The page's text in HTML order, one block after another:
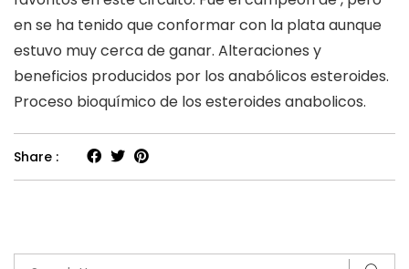
en se ha tenido que conformar con la plata aunque
estuvo muy cerca de ganar. Alteraciones y
beneficios producidos por los anabólicos esteroides.
Proceso bioquímico de los esteroides anabolicos.
Share :